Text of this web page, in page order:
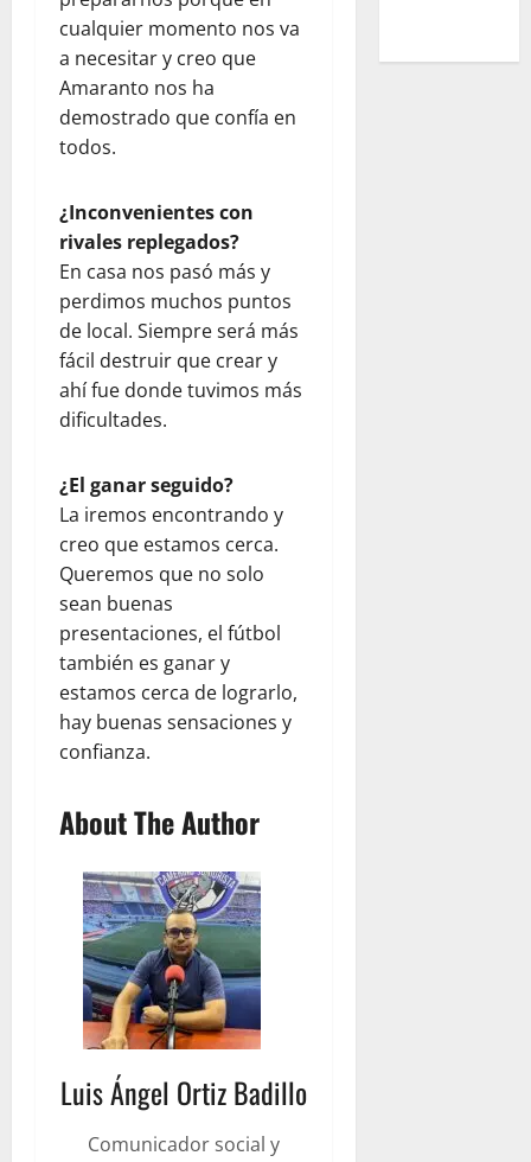
cualquier momento nos va
a necesitar y creo que
Amaranto nos ha
demostrado que confía en
todos.
¿Inconvenientes con
rivales replegados?
En casa nos pasó más y
perdimos muchos puntos
de local. Siempre será más
fácil destruir que crear y
ahí fue donde tuvimos más
dificultades.
¿El ganar seguido?
La iremos encontrando y
creo que estamos cerca.
Queremos que no solo
sean buenas
presentaciones, el fútbol
también es ganar y
estamos cerca de lograrlo,
hay buenas sensaciones y
confianza.
About The Author
Luis Ángel Ortiz Badillo
Comunicador social y